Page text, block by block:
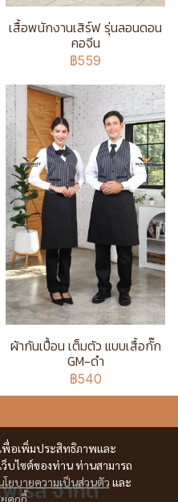
เสื้อพนักงานเสิร์ฟ รุ่นลอนดอน
คอจีน
฿559
ผ้ากันเปื้อน เต็มตัว แบบเสื้อกั๊ก
GM-ดำ
฿540
พื่อเพิ่มประสิทธิภาพและ
บไซต์ของท่าน ท่านสามารถ
โยบายความเป็นส่วนตัว และ
คุกกี้
เรล จำกัด